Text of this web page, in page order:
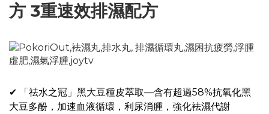
方 3重速效排濕配方
✔ 「祛水之冠」黑大豆種皮萃取—含有超過58%抗氧化黑
大豆多酚，加速血液循環，利尿消腫，強化袪濕代謝